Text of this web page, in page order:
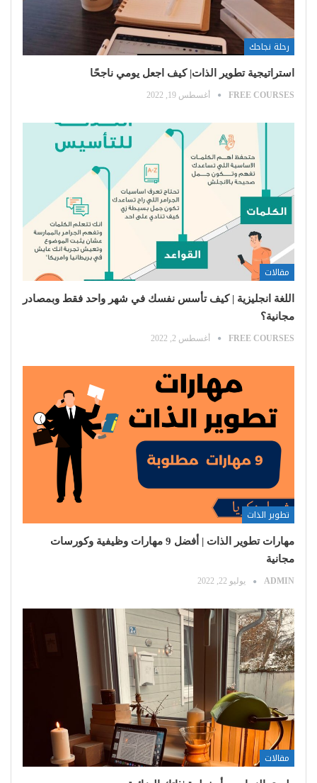
رحلة نجاحك
استراتيجية تطوير الذات| كيف اجعل يومي ناجحًا
FREE COURSES أغسطس 19, 2022
مقالات
اللغة انجليزية | كيف تأسس نفسك في شهر واحد فقط وبمصادر
مجانية؟
FREE COURSES أغسطس 2, 2022
تطوير الذات
مهارات تطوير الذات | أفضل 9 مهارات وظيفية وكورسات
مجانية
ADMIN يوليو 22, 2022
مقالات